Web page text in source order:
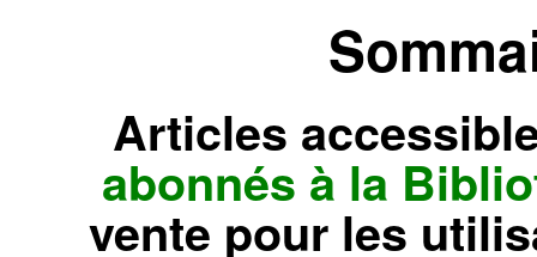
Articles
abonnés à la
vente pour les